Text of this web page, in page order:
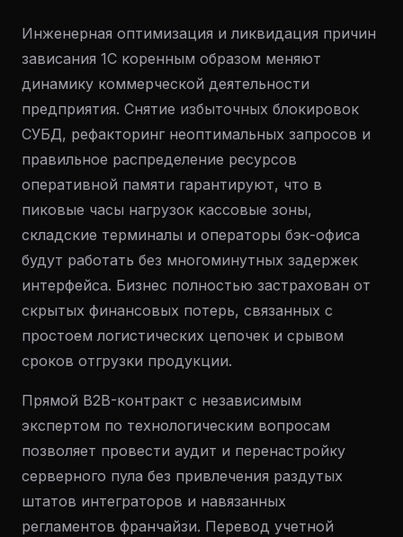
Инженерная оптимизация и ликвидация причин
зависания 1С коренным образом меняют
динамику коммерческой деятельности
предприятия. Снятие избыточных блокировок
СУБД, рефакторинг неоптимальных запросов и
правильное распределение ресурсов
оперативной памяти гарантируют, что в
пиковые часы нагрузок кассовые зоны,
складские терминалы и операторы бэк-офиса
будут работать без многоминутных задержек
интерфейса. Бизнес полностью застрахован от
скрытых финансовых потерь, связанных с
простоем логистических цепочек и срывом
сроков отгрузки продукции.
Прямой B2B-контракт с независимым
экспертом по технологическим вопросам
позволяет провести аудит и перенастройку
серверного пула без привлечения раздутых
штатов интеграторов и навязанных
регламентов франчайзи. Перевод учетной